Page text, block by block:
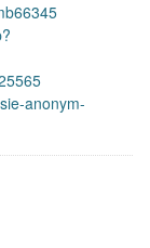
anonym-